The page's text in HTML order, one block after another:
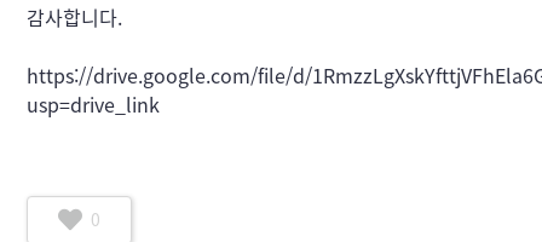
감사합니다.
https://drive.google.com/file/d/
usp=drive_link
0